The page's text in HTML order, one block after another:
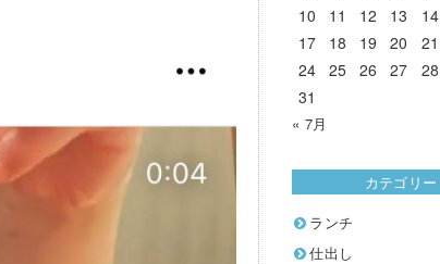
10
11 12 13 14
17
18 19 20 21
24 25 26 27 28
31
« 7月
カテゴリー
ランチ
仕出し